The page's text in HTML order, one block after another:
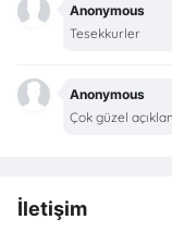
Anonymous
Tesekkurler
Anonymous
Çok güzel
İletişim